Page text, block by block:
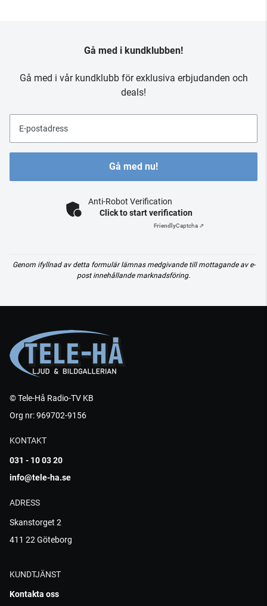
Gå med i kundklubben!
Gå med i vår kundklubb för exklusiva erbjudanden och
deals!
E-postadress
Gå med nu!
Anti-Robot Verification
Click to start verification
FriendlyCaptcha ⇗
Genom ifyllnad av detta formulär lämnas medgivande till mottagande av e-
post innehållande marknadsföring.
© Tele-Hå Radio-TV KB
Org nr: 969702-9156
KONTAKT
031 - 10 03 20
info@tele-ha.se
ADRESS
Skanstorget 2
411 22 Göteborg
KUNDTJÄNST
Kontakta oss